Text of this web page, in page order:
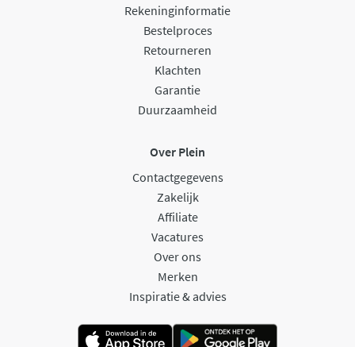
Rekeninginformatie
Bestelproces
Retourneren
Klachten
Garantie
Duurzaamheid
Over Plein
Contactgegevens
Zakelijk
Affiliate
Vacatures
Over ons
Merken
Inspiratie & advies